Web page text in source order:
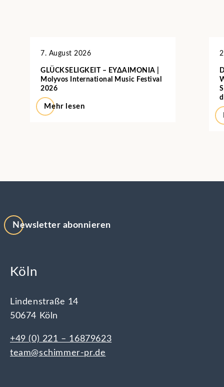
7. August 2026
GLÜCKSELIGKEIT – ΕΥΔΑΙΜΟΝΙΑ |
Molyvos International Music Festival
2026
Mehr lesen
Newsletter abonnieren
Köln
Lindenstraße 14
50674 Köln
+49 (0) 221 – 16879623
team@schimmer-pr.de